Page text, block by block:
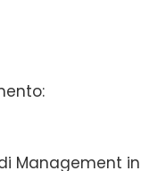
Management in